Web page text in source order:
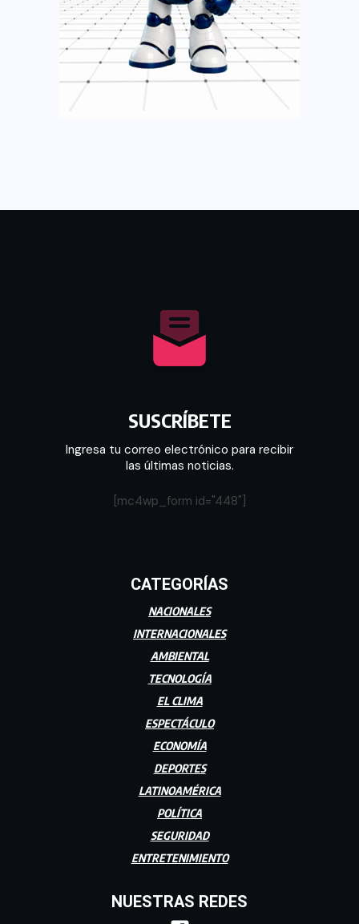
SUSCRÍBETE
Ingresa tu correo electrónico para recibir
las últimas noticias.
[mc4wp_form id="448"]
CATEGORÍAS
NACIONALES
INTERNACIONALES
AMBIENTAL
TECNOLOGÍA
EL CLIMA
ESPECTÁCULO
ECONOMÍA
DEPORTES
LATINOAMÉRICA
POLÍTICA
SEGURIDAD
ENTRETENIMIENTO
NUESTRAS REDES